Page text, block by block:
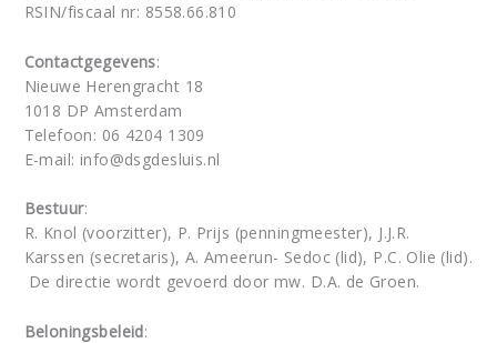
RSIN/fiscaal nr: 8558.66.810
Contactgegevens:
Nieuwe Herengracht 18
1018 DP Amsterdam
Telefoon: 06 4204 1309
E-mail: info@dsgdesluis.nl
Bestuur:
R. Knol (voorzitter), P. Prijs (penningmeester), J.J.R.
Karssen (secretaris), A. Ameerun- Sedoc (lid), P.C. Olie (lid).
De directie wordt gevoerd door mw. D.A. de Groen.
Beloningsbeleid: